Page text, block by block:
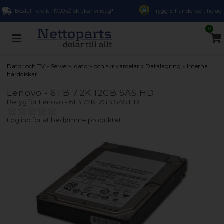
Beställ före kl. 17.00 så skickar vi idag* Trygg E-handel certifierad
0
Dator och TV » Server-, dator- och skrivardelar » Datalagring » Interna
hårddiskar
Lenovo - 6TB 7.2K 12GB SAS HD
Betyg för Lenovo - 6TB 7.2K 12GB SAS HD
Log ind for at bedømme produktet